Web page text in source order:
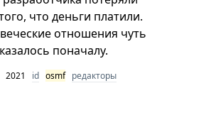
что деньги платили.
отношения чуть
поначалу.
2021 id osmf редакторы